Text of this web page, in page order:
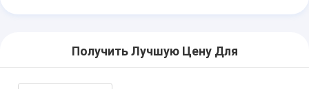
Получить Лучшую Цену Для